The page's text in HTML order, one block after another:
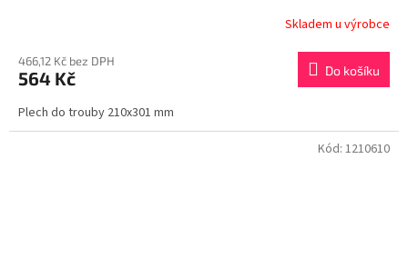
R
M
A
Skladem u výrobce
466,12 Kč bez DPH
564 Kč Do košíku
Plech do trouby 210x301 mm
Kód: 1210610